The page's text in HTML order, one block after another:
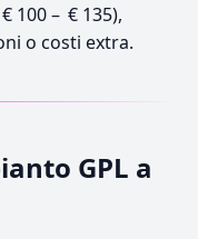
100 – € 135),
o costi extra.
GPL a